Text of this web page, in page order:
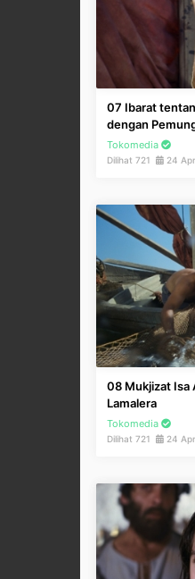
07 Ibarat
dengan
Tokomedia
Dilihat 721 24
08 Mukjizat Isa
Lamalera
Tokomedia
Dilihat 721 24